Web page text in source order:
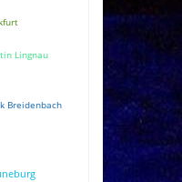
Lingnau
Breidenbach